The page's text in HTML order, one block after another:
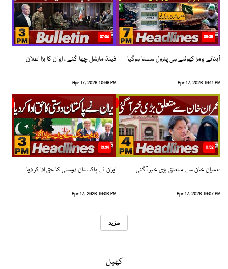
08:36
آبنائے ہرمز کھولتے ہی پٹرول سستا ہوگیا
Apr 17, 2026 10:11 PM
07:04
فیلڈ مارشل چھا گئے ، ایران کا بڑا اعلان
Apr 17, 2026 10:08 PM
11:52
عمران خان سے متعلق بڑی خبر آگئی
Apr 17, 2026 10:07 PM
13:34
ایران نے پاکستان دوستی کا حق ادا کر دیا
Apr 17, 2026 10:06 PM
مزید
کھیل